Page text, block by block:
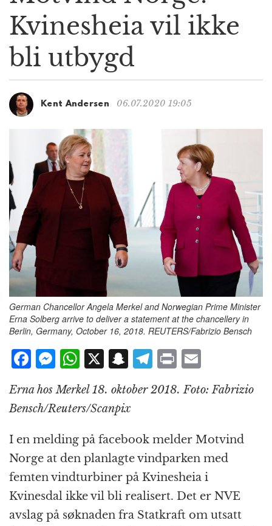
a
t
Kvinesheia vil ikke
bli utbygd
Kent Andersen 06.07.2020 19:05
German Chancellor Angela Merkel and Norwegian Prime Minister
Erna Solberg arrive to deliver a statement at the chancellery in
Berlin, Germany, October 16, 2018. REUTERS/Fabrizio Bensch
F
a
c
e
b
o
o
k
M
ss
e
n
g
e
r
W
h
at
s
A
p
p
X S
n
a
p
c
h
at
T
e
r
a
m
P
n ai
Erna hos Merkel 18. oktober 2018. Foto: Fabrizio
Bensch/Reuters/Scanpix
I en melding på facebook melder Motvind
Norge at den planlagte vindparken med
femten vindturbiner på Kvinesheia i
Kvinesdal ikke vil bli realisert. Det er NVE
avslag på søknaden fra Statkraft om utsatt